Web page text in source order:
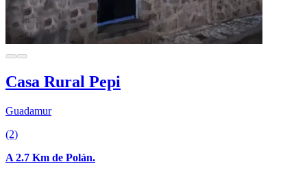
Casa Rural Pepi
Guadamur
(2)
A 2.7 Km de Polán.